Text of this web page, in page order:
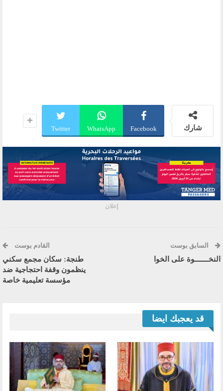
شارك Facebook
WhatsApp
Twitter
إعلان
السابق بوست
النخـــــــوة على الخوا
القادم بوست
طنجة: سكان مجمع سكني
ينظمون وقفة احتجاجية ضد
مؤسسة تعليمية خاصة
قد يعجبك ايضا